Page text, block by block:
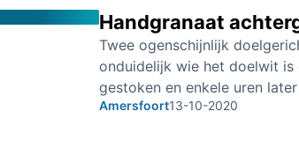
Handgranaat
Twee ogenschijnlijk
onduidelijk wie het doelwit
gestoken en enkele uren
Amersfoort13-10-2020